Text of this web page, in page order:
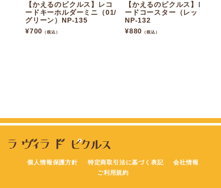
【かえるのピクルス】レコ
ードキーホルダーミニ（01/
グリーン）NP-135
¥700 （税込）
【かえるのピクルス】レコ
ードコースター（レッド）
NP-132
¥880 （税込）
個人情報保護方針 特定商取引法に基づく表記
会社情報
ご利用規約